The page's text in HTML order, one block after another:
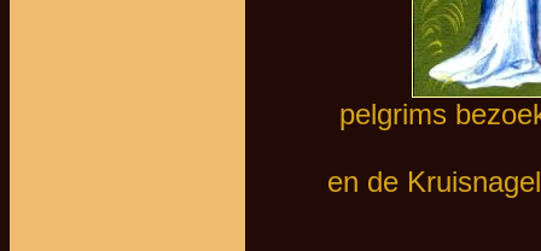
pelgrims
en de